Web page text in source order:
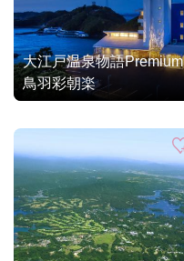
大江戸温泉物語Premium
鳥羽彩朝楽